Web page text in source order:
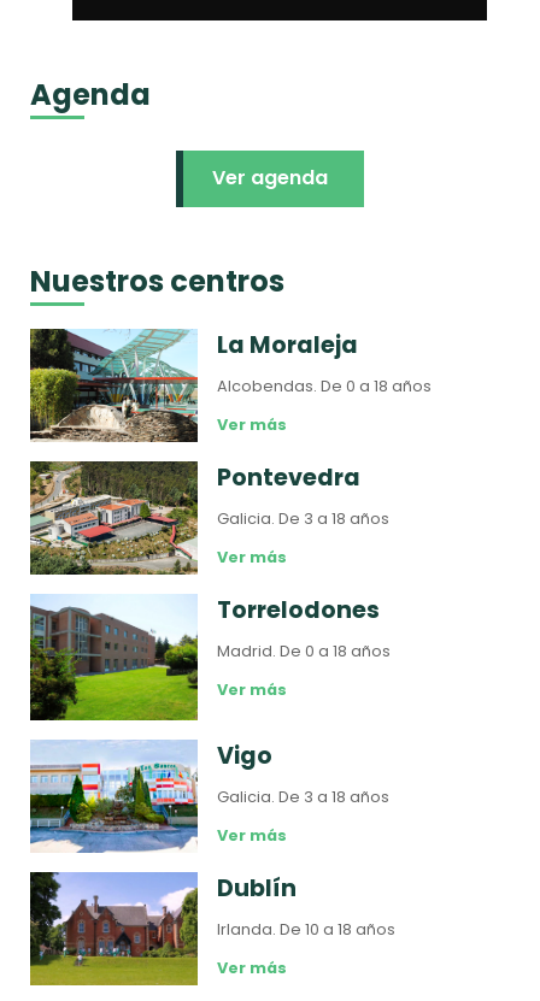
Agenda
Ver agenda
Nuestros centros
La Moraleja
Alcobendas.De 0 a 18 años
Ver más
Pontevedra
Galicia.De 3 a 18 años
Ver más
Torrelodones
Madrid.De 0 a 18 años
Ver más
Vigo
Galicia.De 3 a 18 años
Ver más
Dublín
Irlanda.De 10 a 18 años
Ver más